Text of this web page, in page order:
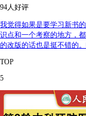
94人好评
我觉得如果是要学习新书
识点和一个考察的地方，
的改版的话也是挺不错的
TOP
5